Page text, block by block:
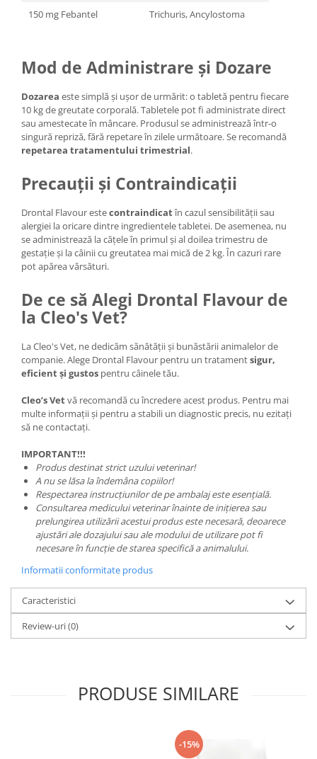
150 mg Febantel
Trichuris, Ancylostoma
Mod de Administrare și Dozare
Dozarea este simplă și ușor de urmărit: o tabletă pentru fiecare
10 kg de greutate corporală. Tabletele pot fi administrate direct
sau amestecate în mâncare. Produsul se administrează într-o
singură repriză, fără repetare în zilele următoare. Se recomandă
repetarea tratamentului trimestrial.
Precauții și Contraindicații
Drontal Flavour estecontraindicatîn cazul sensibilității sau
alergiei la oricare dintre ingredientele tabletei. De asemenea, nu
se administrează la cățele în primul și al doilea trimestru de
gestație și la câinii cu greutatea mai mică de 2 kg. În cazuri rare
pot apărea vărsături.
De ce să Alegi Drontal Flavour de
la Cleo's Vet?
La Cleo's Vet, ne dedicăm sănătății și bunăstării animalelor de
companie. Alege Drontal Flavour pentru un tratamentsigur,
eficient și gustos pentru câinele tău.
Cleo’s Vetvă recomandă cu încredere acest produs. Pentru mai
multe informații și pentru a stabili un diagnostic precis, nu ezitați
să ne contactați.
IMPORTANT!!!
Produs destinat strict uzului veterinar!
A nu se lăsa la îndemâna copiilor!
Respectarea instrucțiunilor de pe ambalaj este esențială.
Consultarea medicului veterinar înainte de inițierea sau
prelungirea utilizării acestui produs este necesară, deoarece
ajustări ale dozajului sau ale modului de utilizare pot fi
necesare în funcție de starea specifică a animalului.
Informatii conformitate produs
Caracteristici
Review-uri(0)
PRODUSE SIMILARE
-15%